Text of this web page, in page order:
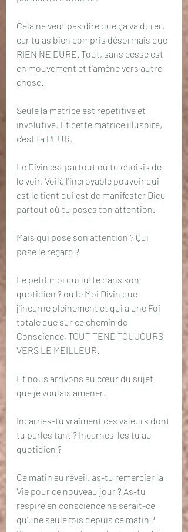
Cela ne veut pas dire que ça va durer,
car tu as bien compris désormais que
RIEN NE DURE. Tout, sans cesse est
en mouvement et t'amène vers autre
chose.
Seule la matrice est répétitive et
involutive. Et cette matrice illusoire,
c'est ta PEUR.
Le Divin est partout où tu choisis de
le voir. Voilà l'incroyable pouvoir qui
est le tient qui est de manifester Dieu
partout où tu poses ton attention.
Mais qui pose son attention ? Qui
pose le regard ?
Le petit moi qui lutte dans son
quotidien ? ou le Moi Divin que
j'incarne pleinement et qui a une Foi
totale que sur ce chemin de
Conscience, TOUT TEND TOUJOURS
VERS LE MEILLEUR.
Et nous arrivons au cœur du sujet
que je voulais amener.
Incarnes-tu vraiment ces valeurs dont
tu parles tant ? Incarnes-les tu au
quotidien ?
Ce matin au réveil, as-tu remercier la
Vie pour ce nouveau jour ? As-tu
respiré en conscience ne serait-ce
qu'une seule fois depuis ce matin ?